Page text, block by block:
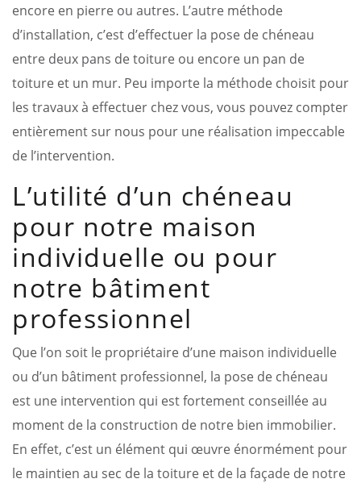
encore en pierre ou autres. L’autre méthode
d’installation, c’est d’effectuer la pose de chéneau
entre deux pans de toiture ou encore un pan de
toiture et un mur. Peu importe la méthode choisit pour
les travaux à effectuer chez vous, vous pouvez compter
entièrement sur nous pour une réalisation impeccable
de l’intervention.
L’utilité d’un chéneau
pour notre maison
individuelle ou pour
notre bâtiment
professionnel
Que l’on soit le propriétaire d’une maison individuelle
ou d’un bâtiment professionnel, la pose de chéneau
est une intervention qui est fortement conseillée au
moment de la construction de notre bien immobilier.
En effet, c’est un élément qui œuvre énormément pour
le maintien au sec de la toiture et de la façade de notre